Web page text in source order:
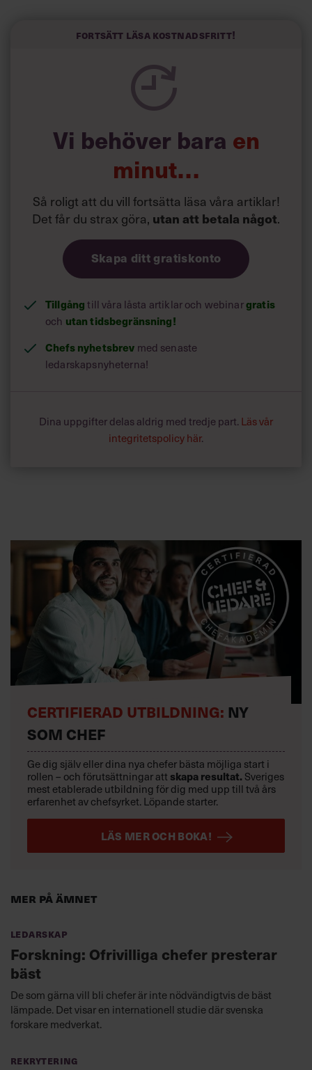
språk men att svenska inte var ett av dessa. Jag anställde
för våra gäster!”, sa Petter Stordalen.
Han menar att deras auditions, som tidigare fått kritik för
att vara för mycket av ett jippo, har gett goda resultat och
nått ut till.
Även Cilla Benkö var kritisk till mer traditionella
rekryteringsprocesser.
Fortsätt läsa kostnadsfritt!
Vi behöver bara en
minut…
Så roligt att du vill fortsätta läsa våra artiklar!
Det får du strax göra, utan att betala något.
Skapa ditt gratiskonto
Tillgång till våra låsta artiklar och webinargratis
och utan tidsbegränsning!
Chefs nyhetsbrev med senaste
ledarskapsnyheterna!
Dina uppgifter delas aldrig med tredje part. Läs vår
integritetspolicy här.
Mer på ämnet
Ledarskap
Forskning: Ofrivilliga chefer presterar
bäst
De som gärna vill bli chefer är inte nödvändigtvis de bäst
lämpade. Det visar en internationell studie där svenska
forskare medverkat.
Rekrytering
CERTIFIERAD UTBILDNING: NY
SOM CHEF
Ge dig själv eller dina nya chefer bästa möjliga start i
rollen – och förutsättningar att skapa resultat. Sveriges
mest etablerade utbildning för dig med upp till två års
erfarenhet av chefsyrket. Löpande starter.
LÄS MER OCH BOKA!